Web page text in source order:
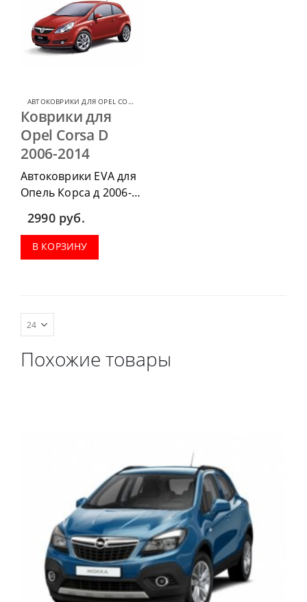
АВТОКОВРИКИ ДЛЯ OPEL CORSA
Коврики для
Opel Corsa D
2006-2014
Автоковрики EVA для
Опель Корса д 2006-
2014 можно
приобрести в
комплектации:
водительский коврик,
2990 руб.
В КОРЗИНУ
Похожие товары